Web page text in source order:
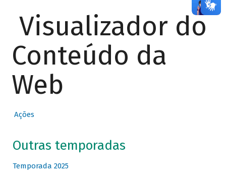
Visualizador do
Conteúdo da
Web
Ações
Outras temporadas
Temporada 2025